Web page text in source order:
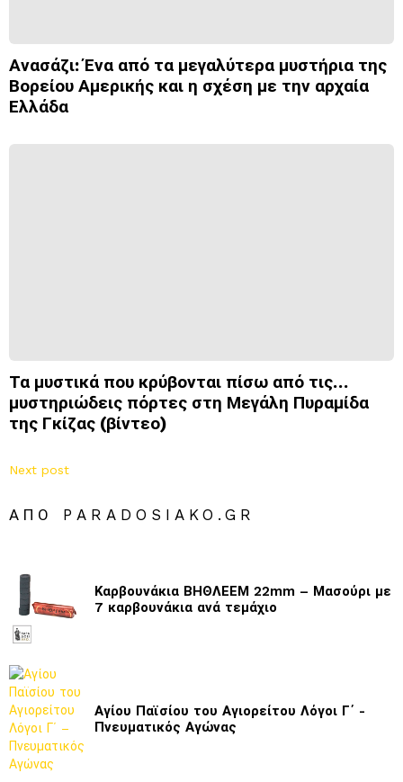
Ανασάζι: Ένα από τα μεγαλύτερα μυστήρια της
Βορείου Αμερικής και η σχέση με την αρχαία
Ελλάδα
Τα μυστικά που κρύβονται πίσω από τις…
μυστηριώδεις πόρτες στη Μεγάλη Πυραμίδα
της Γκίζας (βίντεο)
Next post
ΑΠΌ PARADOSIAKO.GR
Καρβουνάκια ΒΗΘΛΕΕΜ 22mm – Μασούρι με
7 καρβουνάκια ανά τεμάχιο
Αγίου Παϊσίου του Αγιορείτου Λόγοι Γ΄ -
Πνευματικός Αγώνας